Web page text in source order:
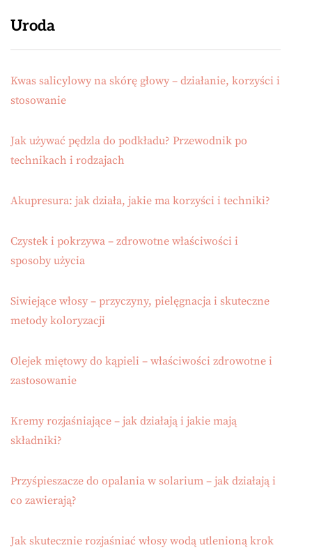
Uroda
Kwas salicylowy na skórę głowy – działanie, korzyści i
stosowanie
Jak używać pędzla do podkładu? Przewodnik po
technikach i rodzajach
Akupresura: jak działa, jakie ma korzyści i techniki?
Czystek i pokrzywa – zdrowotne właściwości i
sposoby użycia
Siwiejące włosy – przyczyny, pielęgnacja i skuteczne
metody koloryzacji
Olejek miętowy do kąpieli – właściwości zdrowotne i
zastosowanie
Kremy rozjaśniające – jak działają i jakie mają
składniki?
Przyśpieszacze do opalania w solarium – jak działają i
co zawierają?
Jak skutecznie rozjaśniać włosy wodą utlenioną krok